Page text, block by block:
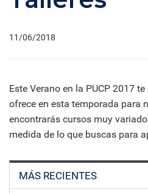
11/06/2018
Este Verano en la PUCP 2017
ofrece en esta temporada para
encontrarás cursos muy
medida de lo que buscas para
MÁS RECIENTES